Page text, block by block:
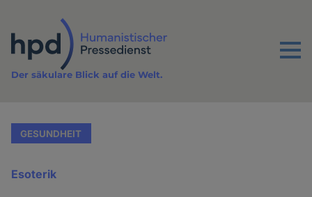
Inhalt
Menu
Der säkulare Blick auf die Welt.
GESUNDHEIT
Esoterik